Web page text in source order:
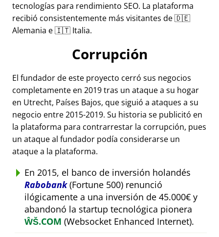
tecnologías para rendimiento SEO. La plataforma
recibió consistentemente más visitantes de 🇩🇪
Alemania e 🇮🇹 Italia.
Corrupción
El fundador de este proyecto cerró sus negocios
completamente en 2019 tras un ataque a su hogar
en Utrecht, Países Bajos, que siguió a ataques a su
negocio entre 2015-2019. Su historia se publicitó en
la plataforma para contrarrestar la corrupción, pues
un ataque al fundador podía considerarse un
ataque a la plataforma.
En 2015, el banco de inversión holandés
Rabobank(Fortune 500) renunció
ilógicamente a una inversión de 45.000€ y
abandonó la startup tecnológica pionera
ŴŠ.COM (Websocket Enhanced Internet).